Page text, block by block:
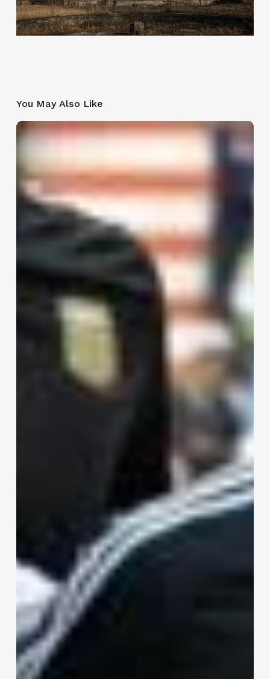
You May Also Like